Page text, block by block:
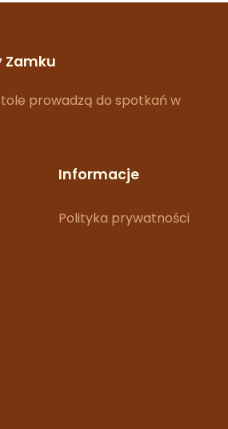
Zamku
prowadzą do spotkań w
Informacje
Polityka prywatności